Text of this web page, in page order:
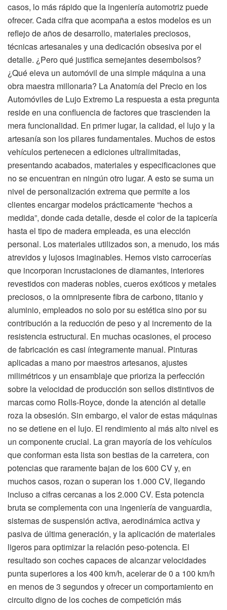
casos, lo más rápido que la ingeniería automotriz puede
ofrecer. Cada cifra que acompaña a estos modelos es un
reflejo de años de desarrollo, materiales preciosos,
técnicas artesanales y una dedicación obsesiva por el
detalle. ¿Pero qué justifica semejantes desembolsos?
¿Qué eleva un automóvil de una simple máquina a una
obra maestra millonaria? La Anatomía del Precio en los
Automóviles de Lujo Extremo La respuesta a esta pregunta
reside en una confluencia de factores que trascienden la
mera funcionalidad. En primer lugar, la calidad, el lujo y la
artesanía son los pilares fundamentales. Muchos de estos
vehículos pertenecen a ediciones ultralimitadas,
presentando acabados, materiales y especificaciones que
no se encuentran en ningún otro lugar. A esto se suma un
nivel de personalización extrema que permite a los
clientes encargar modelos prácticamente “hechos a
medida”, donde cada detalle, desde el color de la tapicería
hasta el tipo de madera empleada, es una elección
personal. Los materiales utilizados son, a menudo, los más
atrevidos y lujosos imaginables. Hemos visto carrocerías
que incorporan incrustaciones de diamantes, interiores
revestidos con maderas nobles, cueros exóticos y metales
preciosos, o la omnipresente fibra de carbono, titanio y
aluminio, empleados no solo por su estética sino por su
contribución a la reducción de peso y al incremento de la
resistencia estructural. En muchas ocasiones, el proceso
de fabricación es casi íntegramente manual. Pinturas
aplicadas a mano por maestros artesanos, ajustes
milimétricos y un ensamblaje que prioriza la perfección
sobre la velocidad de producción son sellos distintivos de
marcas como Rolls-Royce, donde la atención al detalle
roza la obsesión. Sin embargo, el valor de estas máquinas
no se detiene en el lujo. El rendimiento al más alto nivel es
un componente crucial. La gran mayoría de los vehículos
que conforman esta lista son bestias de la carretera, con
potencias que raramente bajan de los 600 CV y, en
muchos casos, rozan o superan los 1.000 CV, llegando
incluso a cifras cercanas a los 2.000 CV. Esta potencia
bruta se complementa con una ingeniería de vanguardia,
sistemas de suspensión activa, aerodinámica activa y
pasiva de última generación, y la aplicación de materiales
ligeros para optimizar la relación peso-potencia. El
resultado son coches capaces de alcanzar velocidades
punta superiores a los 400 km/h, acelerar de 0 a 100 km/h
en menos de 3 segundos y ofrecer un comportamiento en
circuito digno de los coches de competición más